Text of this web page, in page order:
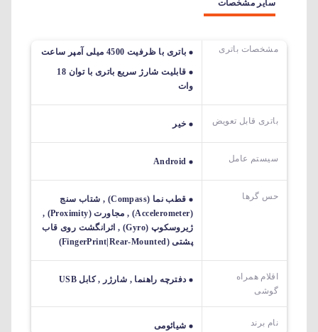
سایر مشخصات
مشخصات باتری
باتری با ظرفیت 4500 میلی آمپر ساعت
قابلیت شارژ سریع باتری با توان 18
وات
باتری قابل تعویض خیر
سیستم عامل Android
حس گرها
قطب نما (Compass) , شتاب سنج
(Accelerometer) , مجاورت (Proximity) ,
ژیروسکوپ (Gyro) , اثرانگشت روی قاب
پشتی (FingerPrint|Rear-Mounted)
اقلام همراه
گوشی
دفترچه راهنما , شارژر , کابل USB
نام برند شیائومی